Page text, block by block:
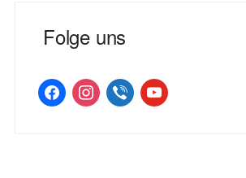
Folge uns
facebookinstagramviber youtube